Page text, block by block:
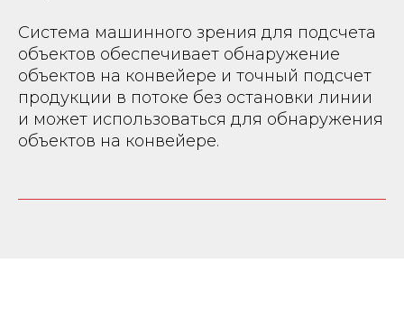
Система машинного зрения для подсчета
объектов обеспечивает обнаружение
объектов на конвейере и точный подсчет
продукции в потоке без остановки линии
и может использоваться для обнаружения
объектов на конвейере.